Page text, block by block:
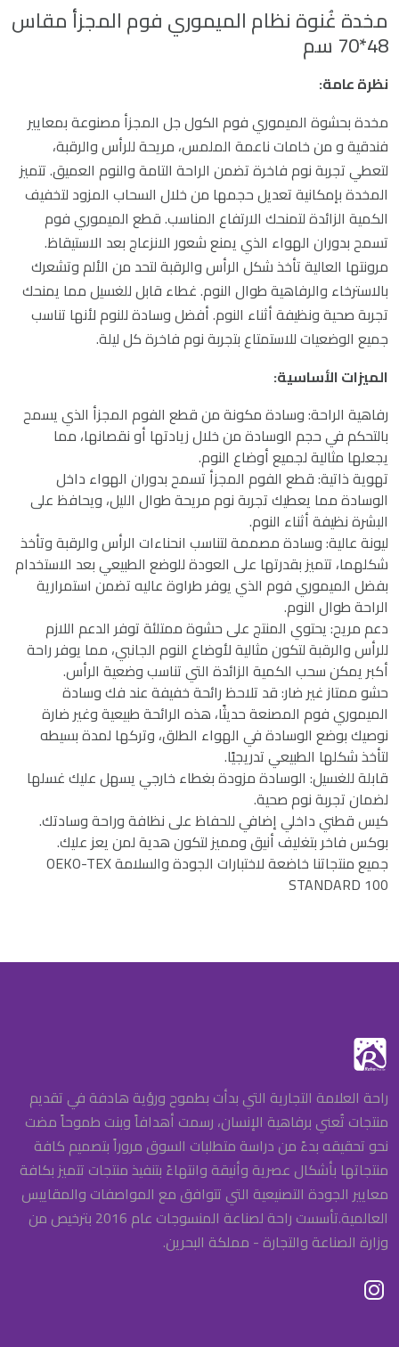
مخدة غُنوة نظام الميموري فوم المجزأ مقاس
48*70 سم
نظرة عامة:
مخدة بحشوة الميموري فوم الكول جل المجزأ مصنوعة بمعايير
فندقية و من خامات ناعمة الملمس، مريحة للرأس والرقبة،
لتعطي تجربة نوم فاخرة تضمن الراحة التامة والنوم العميق. تتميز
المخدة بإمكانية تعديل حجمها من خلال السحاب المزود لتخفيف
الكمية الزائدة لتمنحك الارتفاع المناسب. قطع الميموري فوم
تسمح بدوران الهواء الذي يمنع شعور الانزعاج بعد الاستيقاظ.
مرونتها العالية تأخذ شكل الرأس والرقبة لتحد من الألم وتشعرك
بالاسترخاء والرفاهية طوال النوم. غطاء قابل للغسيل مما يمنحك
تجربة صحية ونظيفة أثناء النوم. أفضل وسادة للنوم لأنها تناسب
جميع الوضعيات للاستمتاع بتجربة نوم فاخرة كل ليلة.
الميزات الأساسية:
رفاهية الراحة: وسادة مكونة من قطع الفوم المجزأ الذي يسمح
بالتحكم في حجم الوسادة من خلال زيادتها أو نقصانها، مما
يجعلها مثالية لجميع أوضاع النوم.
تهوية ذاتية: قطع الفوم المجزأ تسمح بدوران الهواء داخل
الوسادة مما يعطيك تجربة نوم مريحة طوال الليل، ويحافظ على
البشرة نظيفة أثناء النوم.
ليونة عالية: وسادة مصممة لتناسب انحناءات الرأس والرقبة وتأخذ
شكلهما، تتميز بقدرتها على العودة للوضع الطبيعي بعد الاستخدام
بفضل الميموري فوم الذي يوفر طراوة عاليه تضمن استمرارية
الراحة طوال النوم.
دعم مريح: يحتوي المنتج على حشوة ممتلئة توفر الدعم اللازم
للرأس والرقبة لتكون مثالية لأوضاع النوم الجانبي، مما يوفر راحة
أكبر يمكن سحب الكمية الزائدة التي تناسب وضعية الرأس.
حشو ممتاز غير ضار: قد تلاحظ رائحة خفيفة عند فك وسادة
الميموري فوم المصنعة حديثًا، هذه الرائحة طبيعية وغير ضارة
نوصيك بوضع الوسادة في الهواء الطلق، وتركها لمدة بسيطه
لتأخذ شكلها الطبيعي تدريجيًا.
قابلة للغسيل: الوسادة مزودة بغطاء خارجي يسهل عليك غسلها
لضمان تجربة نوم صحية.
كيس قطني داخلي إضافي للحفاظ على نظافة وراحة وسادتك.
بوكس فاخر بتغليف أنيق ومميز لتكون هدية لمن يعز عليك.
جميع منتجاتنا خاضعة لاختبارات الجودة والسلامة OEKO-TEX
STANDARD 100
راحة العلامة التجارية التي بدأت بطموح ورؤية هادفة في تقديم
منتجات تُعني برفاهية الإنسان، رسمت أهدافاً وبنت طموحاً مضت
نحو تحقيقه بدءً من دراسة متطلبات السوق مروراً بتصميم كافة
منتجاتها بأشكال عصرية وأنيقة وانتهاءً بتنفيذ منتجات تتميز بكافة
معايير الجودة التصنيعية التي تتوافق مع المواصفات والمقاييس
العالمية.تأسست راحة لصناعة المنسوجات عام 2016 بترخيص من
وزارة الصناعة والتجارة - مملكة البحرين.